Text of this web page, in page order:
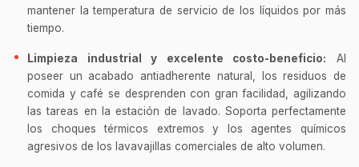
mantener la temperatura de servicio de los líquidos por más
tiempo.
Limpieza industrial y excelente costo-beneficio: Al
poseer un acabado antiadherente natural, los residuos de
comida y café se desprenden con gran facilidad, agilizando
las tareas en la estación de lavado. Soporta perfectamente
los choques térmicos extremos y los agentes químicos
agresivos de los lavavajillas comerciales de alto volumen.